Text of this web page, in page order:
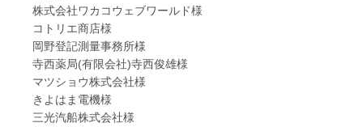
株式会社ワカコウェブワールド様
コトリエ商店様
岡野登記測量事務所様
寺西薬局(有限会社)寺西俊雄様
マツショウ株式会社様
きよはま電機様
三光汽船株式会社様